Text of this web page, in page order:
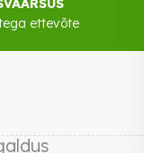
ettevõte